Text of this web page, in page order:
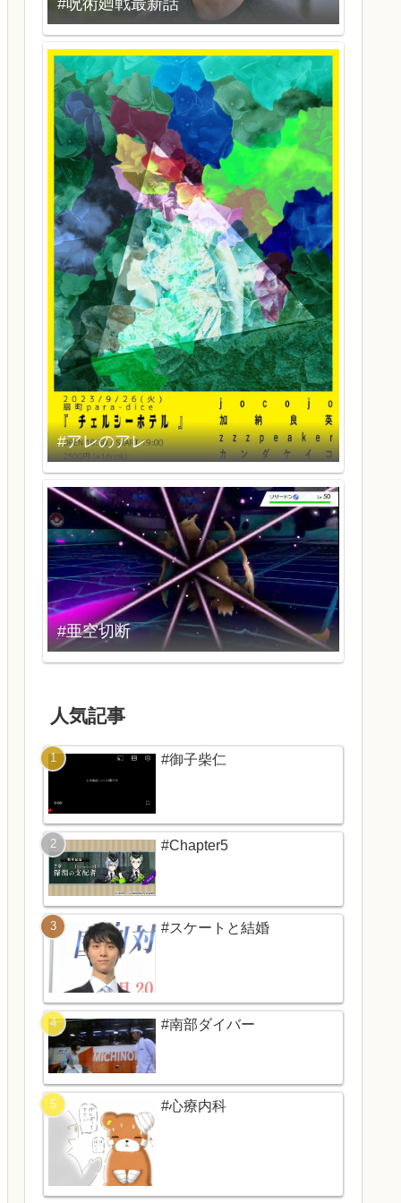
#呪術廻戦最新話
#アレのアレ
#亜空切断
人気記事
#御子柴仁
#Chapter5
#スケートと結婚
#南部ダイバー
#心療内科